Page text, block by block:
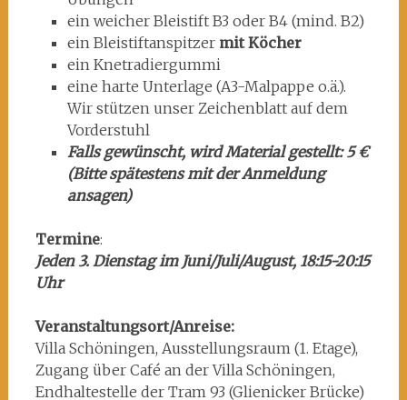
ein weicher Bleistift B3 oder B4 (mind. B2)
ein Bleistiftanspitzer mit Köcher
ein Knetradiergummi
eine harte Unterlage (A3-Malpappe o.ä.).
Wir stützen unser Zeichenblatt auf dem
Vorderstuhl
Falls gewünscht, wird Material gestellt: 5 €
(Bitte spätestens mit der Anmeldung
ansagen)
Termine:
Jeden 3. Dienstag im Juni/Juli/August, 18:15-20:15
Uhr
Veranstaltungsort/Anreise:
Villa Schöningen, Ausstellungsraum (1. Etage),
Zugang über Café an der Villa Schöningen,
Endhaltestelle der Tram 93 (Glienicker Brücke)